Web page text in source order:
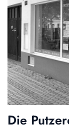
Die